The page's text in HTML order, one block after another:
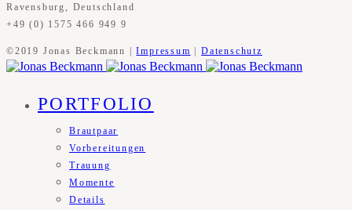
Ravensburg, Deutschland
+49 (0) 1575 466 949 9
©2019 Jonas Beckmann |Impressum |Datenschutz
PORTFOLIO
Brautpaar
Vorbereitungen
Trauung
Momente
Details